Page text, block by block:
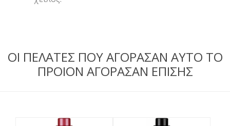
ΟΙ ΠΕΛΑΤΕΣ ΠΟΥ ΑΓΟΡΑΣΑΝ ΑΥΤΟ ΤΟ
ΠΡΟΙΟΝ ΑΓΟΡΑΣΑΝ ΕΠΙΣΗΣ